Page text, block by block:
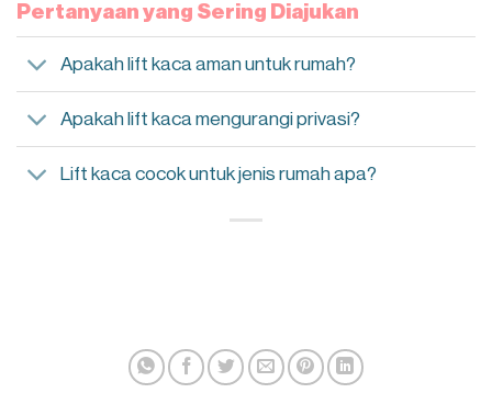
Pertanyaan yang Sering Diajukan
Apakah lift kaca aman untuk rumah?
Apakah lift kaca mengurangi privasi?
Lift kaca cocok untuk jenis rumah apa?